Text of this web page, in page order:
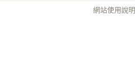
網站使用說明